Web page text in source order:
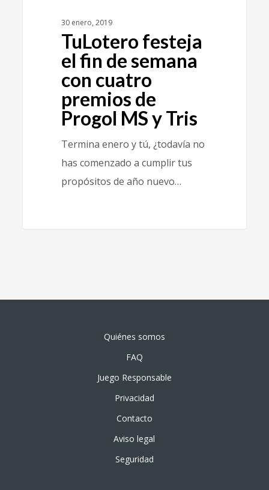
30 enero, 2019
TuLotero festeja
el fin de semana
con cuatro
premios de
Progol MS y Tris
Termina enero y tú, ¿todavía no
has comenzado a cumplir tus
propósitos de año nuevo…
Quiénes somos
FAQ
Juego Responsable
Privacidad
Contacto
Aviso legal
Seguridad